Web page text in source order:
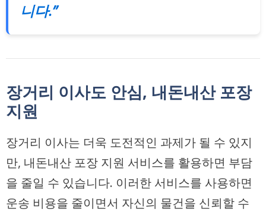
니다.”
장거리 이사도 안심, 내돈내산 포장
지원
장거리 이사는 더욱 도전적인 과제가 될 수 있지
만, 내돈내산 포장 지원 서비스를 활용하면 부담
을 줄일 수 있습니다. 이러한 서비스를 사용하면
운송 비용을 줄이면서 자신의 물건을 신뢰할 수